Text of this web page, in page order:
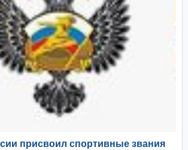
присвоил спортивные звания